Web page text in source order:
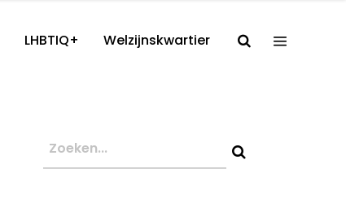
LHBTIQ+ Welzijnskwartier